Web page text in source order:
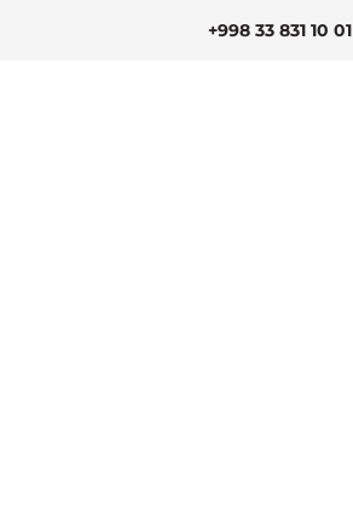
+998 33 831 10 01